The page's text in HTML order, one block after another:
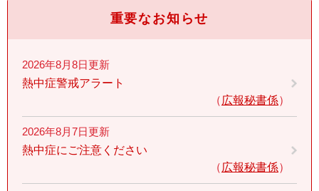
重要なお知らせ
2026年8月8日更新
熱中症警戒アラート
広報秘書係
2026年8月7日更新
熱中症にご注意ください
広報秘書係